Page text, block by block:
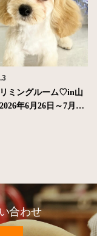
ミングルーム♡in山
年6月26日～7月…
合わせ